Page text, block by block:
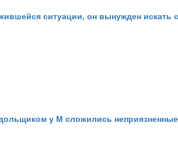
ситуации, он вынужден искать
у М сложились